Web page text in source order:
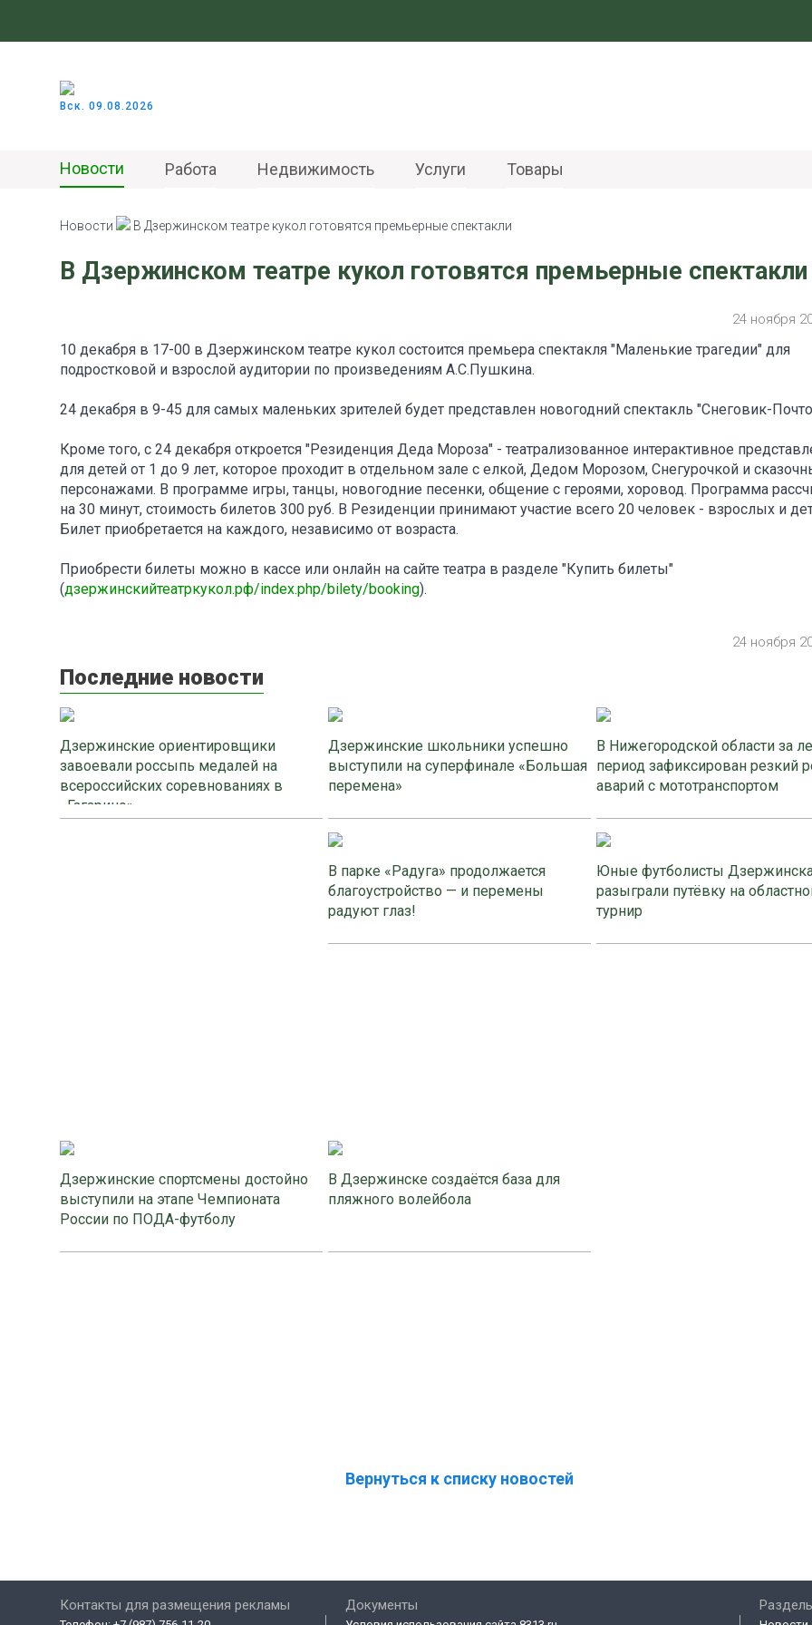
Вск. 09.08.2026
Новости Работа Недвижимость Услуги Товары
Новости В Дзержинском театре кукол готовятся премьерные спектакли
В Дзержинском театре кукол готовятся премьерные спектакли
24 ноября
10 декабря в 17-00 в Дзержинском театре кукол состоится премьера спектакля "Маленькие трагедии" для
подростковой и взрослой аудитории по произведениям А.С.Пушкина.
24 декабря в 9-45 для самых маленьких зрителей будет представлен новогодний спектакль "Снеговик-
Кроме того, с 24 декабря откроется "Резиденция Деда Мороза" - театрализованное интерактивное
для детей от 1 до 9 лет, которое проходит в отдельном зале с елкой, Дедом Морозом, Снегурочкой и
персонажами. В программе игры, танцы, новогодние песенки, общение с героями, хоровод. Программа
на 30 минут, стоимость билетов 300 руб. В Резиденции принимают участие всего 20 человек - взрослых и
Билет приобретается на каждого, независимо от возраста.
Приобрести билеты можно в кассе или онлайн на сайте театра в разделе "Купить билеты"
(дзержинскийтеатркукол.рф/index.php/bilety/booking).
24 ноября
Последние новости
Дзержинские ориентировщики
завоевали россыпь медалей на
всероссийских соревнованиях в
«Гагарино»
Дзержинские школьники успешно
выступили на суперфинале «Большая
перемена»
В Нижегородской области за
период зафиксирован резкий
аварий с мототранспортом
В парке «Радуга» продолжается
благоустройство — и перемены
радуют глаз!
Юные футболисты
разыграли путёвку на
турнир
Дзержинские спортсмены достойно
выступили на этапе Чемпионата
России по ПОДА-футболу
В Дзержинске создаётся база для
пляжного волейбола
Вернуться к списку новостей
Контакты для размещения рекламы Документы